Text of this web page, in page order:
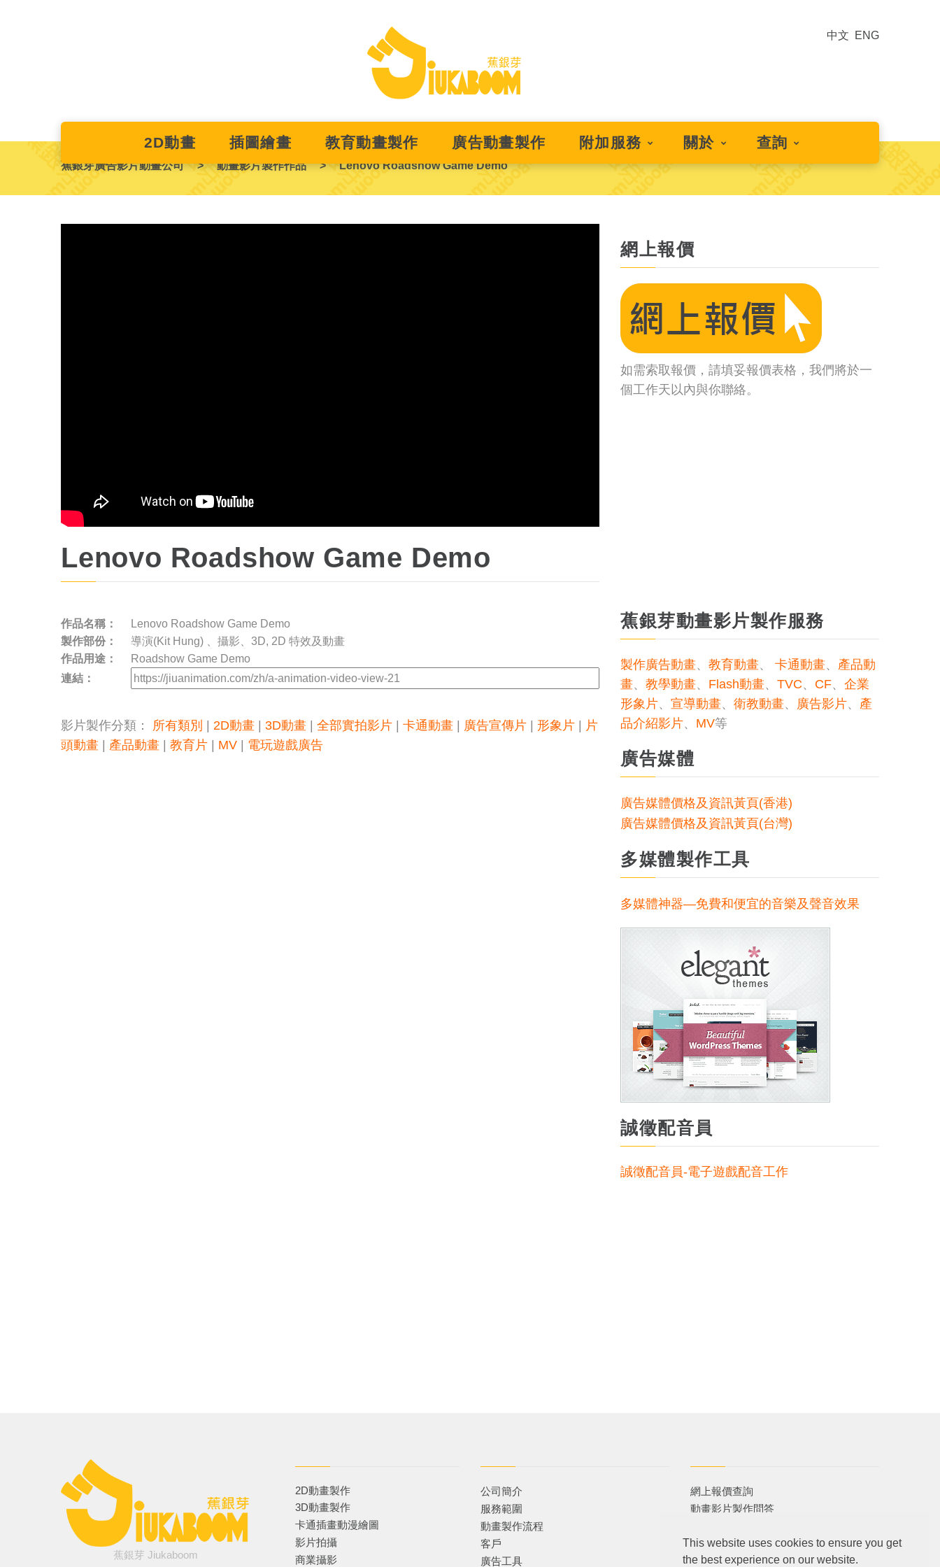
This website uses cookies to ensure you get
the best experience on our website.
中文 ENG
2D動畫 插圖繪畫 教育動畫製作 廣告動畫製作 附加服務 關於 查詢
蕉銀芽廣告影片動畫公司 動畫影片製作作品 Lenovo Roadshow Game Demo
Lenovo Roadshow Game Demo
作品名稱：
Lenovo Roadshow Game Demo
製作部份：
導演(Kit Hung) 、攝影、3D, 2D 特效及動畫
作品用途：
Roadshow Game Demo
連結：
影片製作分類： 所有類別 |2D動畫 |3D動畫 |全部實拍影片 |卡通動畫 廣告宣傳片 形象片
片
頭動畫
產品動畫 |教育片 MV 電玩遊戲廣告
網上報價
如需索取報價，請填妥報價表格，我們將於一
個工作天以內與你聯絡。
蕉銀芽動畫影片製作服務
製作廣告動畫、教育動畫、卡通動畫、 產品動
畫、教學動畫、 Flash動畫、TVC、 CF、企業
形象片、宣導動畫、衛教動畫、 廣告影片、 產
品介紹影片、 MV等
廣告媒體
廣告媒體價格及資訊黃頁(香港)
廣告媒體價格及資訊黃頁(台灣)
多媒體製作工具
多媒體神器—免費和便宜的音樂及聲音效果
誠徵配音員
誠徵配音員-電子遊戲配音工作
2D動畫製作
3D動畫製作
卡通插畫動漫繪圖
影片拍攝
商業攝影
公司簡介
服務範圍
動畫製作流程
客戶
廣告工具
網上報價查詢
動畫影片製作問答
攝影問答
平面設計問答
蕉銀芽 Jiukaboom